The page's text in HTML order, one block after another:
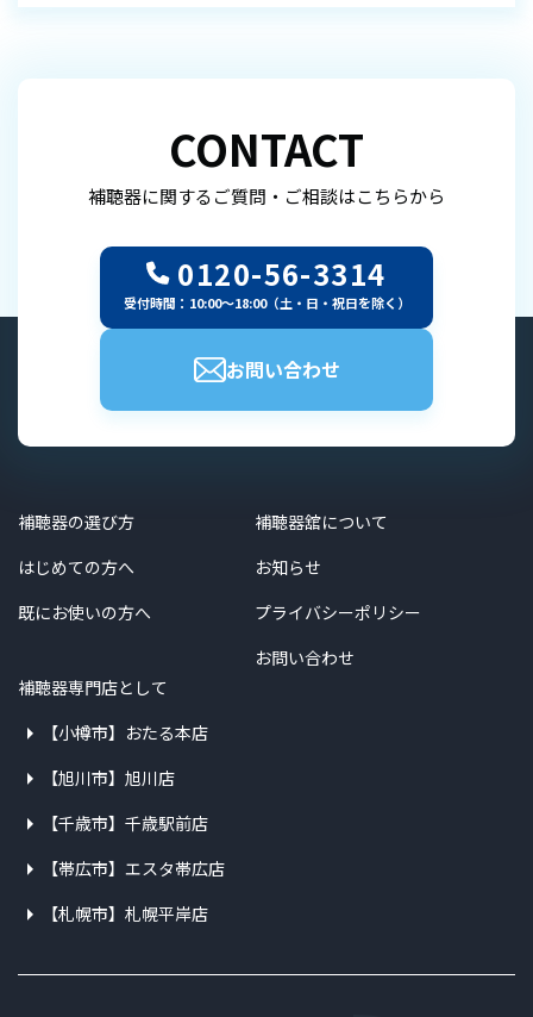
CONTACT
補聴器に関するご質問・ご相談はこちらから
0120-56-3314
受付時間：10:00～18:00（土・日・祝日を除く）
お問い合わせ
補聴器の選び方
はじめての方へ
既にお使いの方へ
補聴器舘について
お知らせ
プライバシーポリシー
お問い合わせ
補聴器専門店として
【小樽市】おたる本店
【旭川市】旭川店
【千歳市】千歳駅前店
【帯広市】エスタ帯広店
【札幌市】札幌平岸店